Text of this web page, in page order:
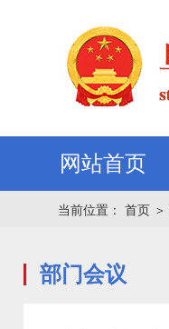
网站首页
当前位置： 首页 ＞
部门会议